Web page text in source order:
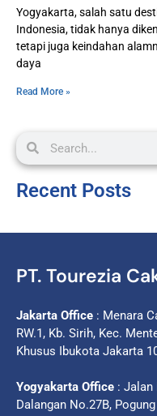
Yogyakarta, salah satu
Indonesia, tidak hanya
tetapi juga keindahan
daya
Read More »
Recent Posts
PT. Tourezia
Jakarta Office : Menara
RW.1, Kb. Sirih, Kec.
Khusus Ibukota Jakarta
Yogyakarta Office : Jalan
Dalangan No.27B,